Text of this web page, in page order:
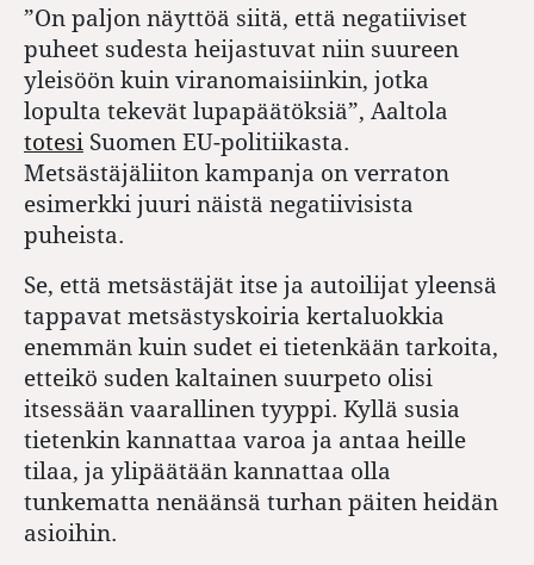
”On paljon näyttöä siitä, että negatiiviset
puheet sudesta heijastuvat niin suureen
yleisöön kuin viranomaisiinkin, jotka
lopulta tekevät lupapäätöksiä”, Aaltola
totesi Suomen EU-politiikasta.
Metsästäjäliiton kampanja on verraton
esimerkki juuri näistä negatiivisista
puheista.
Se, että metsästäjät itse ja autoilijat yleensä
tappavat metsästyskoiria kertaluokkia
enemmän kuin sudet ei tietenkään tarkoita,
etteikö suden kaltainen suurpeto olisi
itsessään vaarallinen tyyppi. Kyllä susia
tietenkin kannattaa varoa ja antaa heille
tilaa, ja ylipäätään kannattaa olla
tunkematta nenäänsä turhan päiten heidän
asioihin.